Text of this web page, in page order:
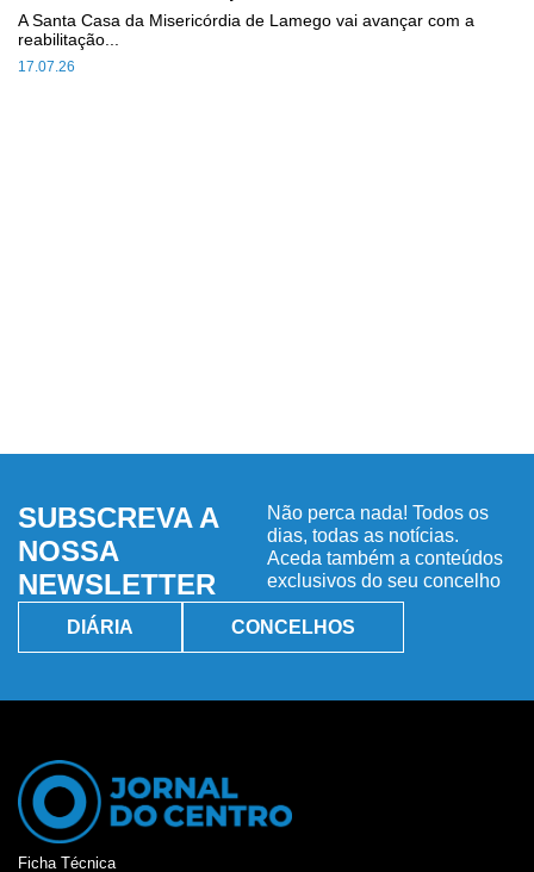
17.07.26
A Santa Casa da Misericórdia de Lamego vai avançar com a
reabilitação...
SUBSCREVA A
NOSSA
NEWSLETTER
Não perca nada! Todos os
dias, todas as notícias.
Aceda também a conteúdos
exclusivos do seu concelho
DIÁRIA CONCELHOS
Ficha Técnica